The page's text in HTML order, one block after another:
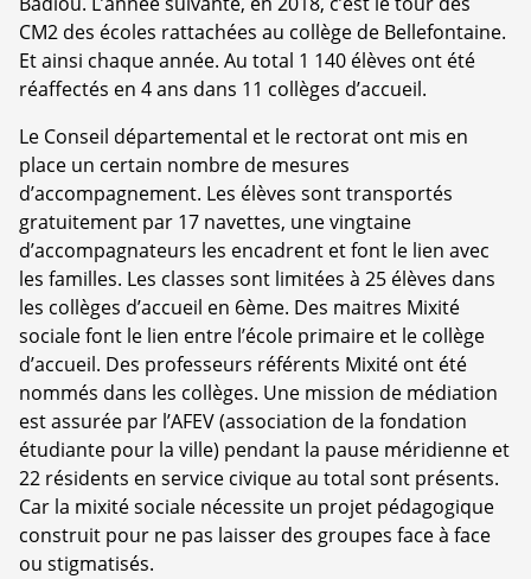
CM2 des écoles rattachées au collège de Bellefontaine.
Et ainsi chaque année. Au total 1 140 élèves ont été
réaffectés en 4 ans dans 11 collèges d’accueil.
Le Conseil départemental et le rectorat ont mis en
place un certain nombre de mesures
d’accompagnement. Les élèves sont transportés
gratuitement par 17 navettes, une vingtaine
d’accompagnateurs les encadrent et font le lien avec
les familles. Les classes sont limitées à 25 élèves dans
les collèges d’accueil en 6ème. Des maitres Mixité
sociale font le lien entre l’école primaire et le collège
d’accueil. Des professeurs référents Mixité ont été
nommés dans les collèges. Une mission de médiation
est assurée par l’AFEV (association de la fondation
étudiante pour la ville) pendant la pause méridienne et
22 résidents en service civique au total sont présents.
Car la mixité sociale nécessite un projet pédagogique
construit pour ne pas laisser des groupes face à face
ou stigmatisés.